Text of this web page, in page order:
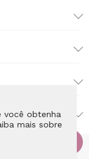
você obtenha
mais sobre
reprodução
sem aviso